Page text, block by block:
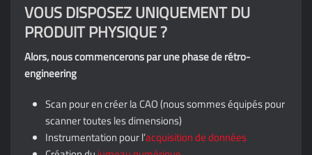
VOUS DISPOSEZ UNIQUEMENT DU
PRODUIT PHYSIQUE ?
Alors, nous commencerons par une phase de rétro-
engineering
Scan pour en créer la CAO (nous sommes équipés pour
scanner toutes les dimensions)
Instrumentation pour l’acquisition de données